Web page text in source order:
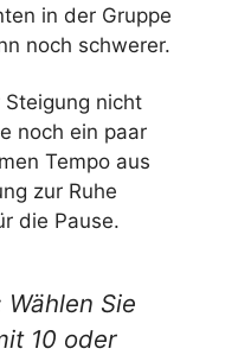
in der Gruppe
noch schwerer.
Steigung nicht
noch ein paar
Tempo aus
zur Ruhe
die Pause.
Sie
10 oder